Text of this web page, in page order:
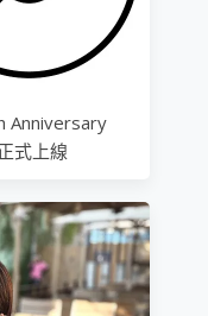
Anniversary
式上線